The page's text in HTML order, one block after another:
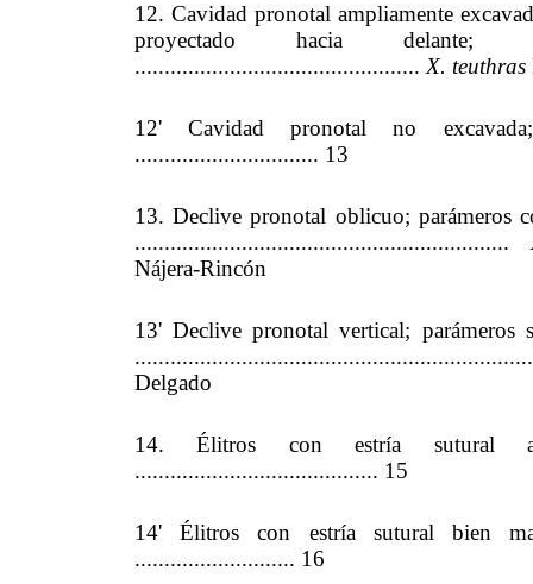
12. Cavidad pronotal ampliamente
proyectado hacia
................................................X. teuthras
12' Cavidad pronotal no
............................... 13
13. Declive pronotal oblicuo; parámeros
...............................................................
Nájera-Rincón
13' Declive pronotal vertical; parámeros
Delgado
14. Élitros con estría sutural
......................................... 15
14' Élitros con estría sutural bien
........................... 16